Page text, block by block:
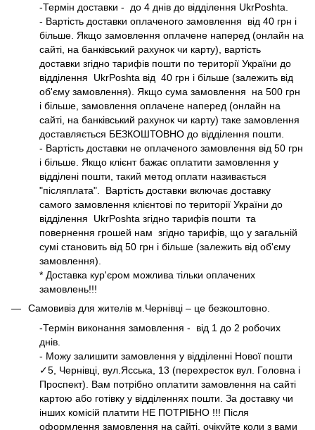
-Термін доставки - до 4 днів до відділення UkrPoshta.
- Вартість доставки оплаченого замовлення від 40 грн і
більше. Якщо замовлення оплачене наперед (онлайн на
сайті, на банківський рахунок чи карту), вартість
доставки згідно тарифів пошти по території України до
відділення UkrPoshta від 40 грн і більше (залежить від
об'єму замовлення). Якщо сума замовлення на 500 грн
і більше, замовлення оплачене наперед (онлайн на
сайті, на банківський рахунок чи карту) таке замовлення
доставляється БЕЗКОШТОВНО до відділення пошти.
- Вартість доставки не оплаченого замовлення від 50 грн
і більше. Якщо клієнт бажає оплатити замовлення у
відділені пошти, такий метод оплати називається
"післяплата". Вартість доставки включає доставку
самого замовлення клієнтові по території України до
відділення UkrPoshta згідно тарифів пошти та
повернення грошей нам згідно тарифів , що у загальній
сумі становить від 50 грн і більше (залежить від об'єму
замовлення).
* Доставка кур'єром можлива тільки оплачених
замовлень!!!
Самовивіз для жителів м.Чернівці – це безкоштовно.
-Термін виконання замовлення - від 1 до 2 робочих
днів.
- Можу залишити замовлення у відділенні Нової пошти
✓5, Чернівці, вул.Ясська, 13 (перехресток вул. Головна і
Проспект). Вам потрібно оплатити замовлення на сайті
картою або готівку у відділеннях пошти. За доставку чи
інших комісій платити НЕ ПОТРІБНО !!! Після
оформлення замовлення на сайті, очікуйте коли з вами